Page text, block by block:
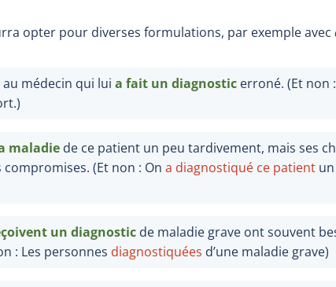
opter pour diverses formulations, par exemple avec
au médecin qui lui a fait un diagnostic erroné. (Et non
maladie de ce patient un peu tardivement, mais ses
(Et non : On a diagnostiqué ce patient
un diagnostic de maladie grave ont souvent
: Les personnes diagnostiquées d’une maladie grave)